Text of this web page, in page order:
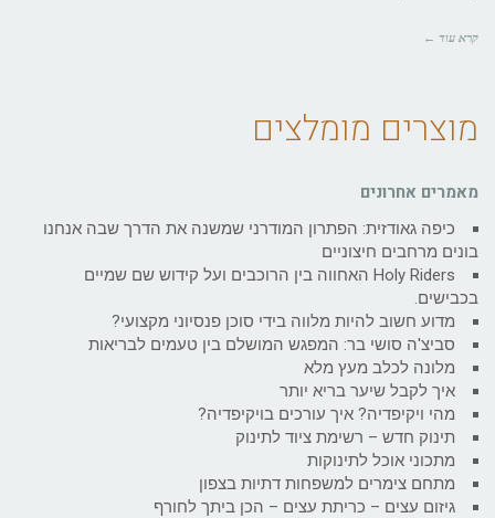
קרא עוד ←
מוצרים מומלצים
מאמרים אחרונים
כיפה גאודזית: הפתרון המודרני שמשנה את הדרך שבה אנחנו
בונים מרחבים חיצוניים
Holy Riders האחווה בין הרוכבים ועל קידוש שם שמיים
בכבישים.
מדוע חשוב להיות מלווה בידי סוכן פנסיוני מקצועי?
סביצ'ה סושי בר: המפגש המושלם בין טעמים לבריאות
מלונה לכלב מעץ מלא
איך לקבל שיער בריא יותר
מהי ויקיפדיה? איך עורכים בויקיפדיה?
תינוק חדש – רשימת ציוד לתינוק
מתכוני אוכל לתינוקות
מתחם צימרים למשפחות דתיות בצפון
גיזום עצים – כריתת עצים – הכן ביתך לחורף